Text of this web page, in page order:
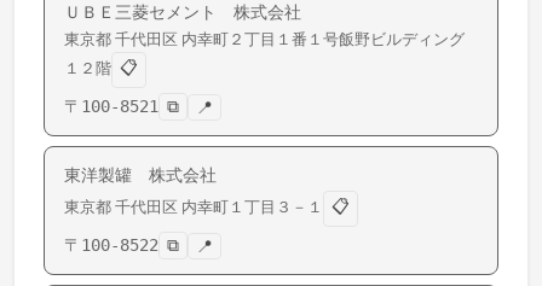
ＵＢＥ三菱セメント 株式会社
東京都 千代田区 内幸町 ２丁目１番１号飯野ビルディング
１２階 📋
〒 100-8521 ⧉ 📍
東洋製罐 株式会社
東京都 千代田区 内幸町 １丁目３－１
📋
〒 100-8522 ⧉ 📍